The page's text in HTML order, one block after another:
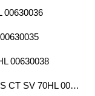
00630036
00630038
19阿尔法CT SV左手6速/DAIWA 19 ALPHAS CT SV 70HL 00614116